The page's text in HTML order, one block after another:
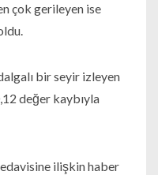
çok gerileyen ise
bir seyir izleyen
değer kaybıyla
ilişkin haber